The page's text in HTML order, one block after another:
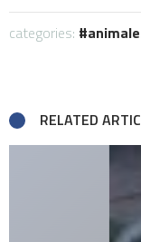
categories:
RELATED